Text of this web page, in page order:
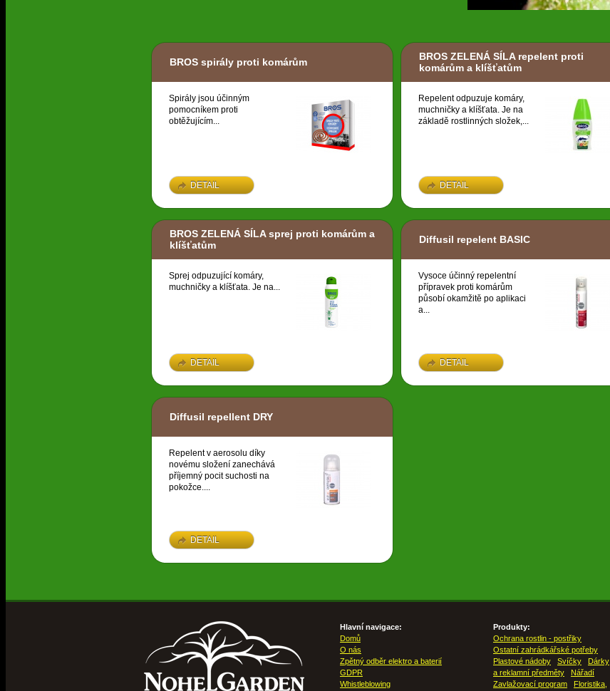
BROS spirály proti komárům
Spirály jsou účinným
pomocníkem proti
obtěžujícím...
DETAIL
BROS ZELENÁ SÍLA repelent proti
komárům a klíšťatům
Repelent odpuzuje komáry,
muchničky a klíšťata. Je na
základě rostlinných složek,...
DETAIL
BROS ZELENÁ SÍLA sprej proti komárům a
klíšťatům
Sprej odpuzující komáry,
muchničky a klíšťata. Je na...
DETAIL
Diffusil repelent BASIC
Vysoce účinný repelentní
přípravek proti komárům
působí okamžitě po aplikaci
a...
DETAIL
Diffusil repellent DRY
Repelent v aerosolu díky
novému složení zanechává
příjemný pocit suchosti na
pokožce....
DETAIL
Hlavní navigace:
Domů
O nás
Zpětný odběr elektro a baterií
GDPR
Whistleblowing
Produkty:
Ochrana rostlin - postřiky
Ostatní zahrádkářské potřeby
Plastové nádoby
Svíčky
Dárky
a reklamní předměty
Nářadí
Zavlažovací program
Floristika,